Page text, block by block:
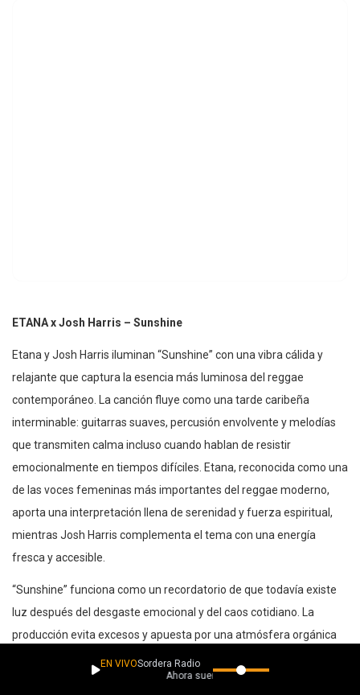
ETANA x Josh Harris – Sunshine
Etana y Josh Harris iluminan “Sunshine” con una vibra cálida y
relajante que captura la esencia más luminosa del reggae
contemporáneo. La canción fluye como una tarde caribeña
interminable: guitarras suaves, percusión envolvente y melodías
que transmiten calma incluso cuando hablan de resistir
emocionalmente en tiempos difíciles. Etana, reconocida como una
de las voces femeninas más importantes del reggae moderno,
aporta una interpretación llena de serenidad y fuerza espiritual,
mientras Josh Harris complementa el tema con una energía
fresca y accesible.
“Sunshine” funciona como un recordatorio de que todavía existe
luz después del desgaste emocional y del caos cotidiano. La
producción evita excesos y apuesta por una atmósfera orgánica
donde cada instrumento respira con naturalidad. El resultado es
una canción optimista, elegante y profundamente reconfortante,
EN VIVOSordera Radio
Ahora suena